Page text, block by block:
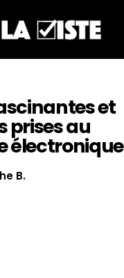
et
prises au
électronique
B.